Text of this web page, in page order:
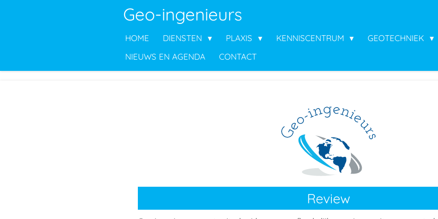
Geo-ingenieurs
HOME DIENSTEN PLAXIS KENNISCENTRUM GEOTECHNIEK
NIEUWS EN AGENDA
CONTACT
Review